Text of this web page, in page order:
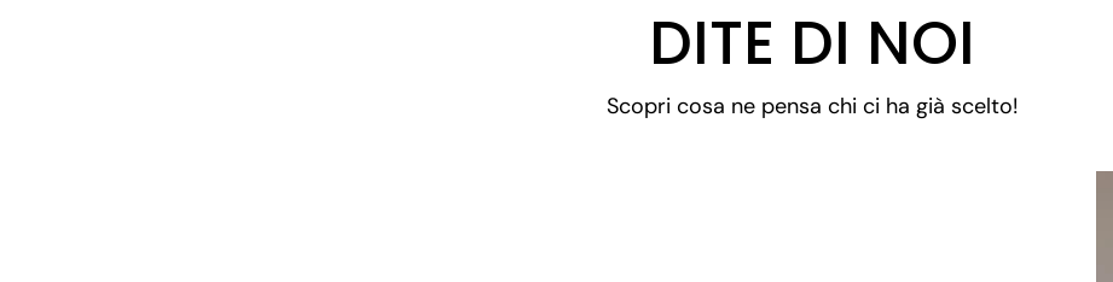
al
carrello...
DITE DI NOI
Scopri cosa ne pensa chi ci ha già scelto!